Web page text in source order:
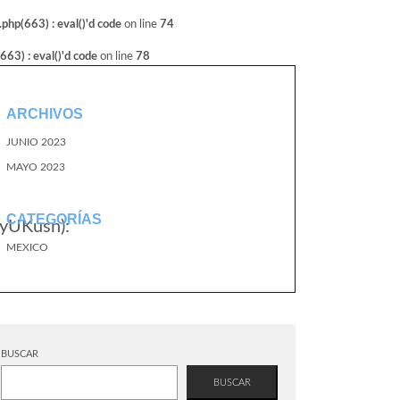
: eval()'d code on line 74
: eval()'d code on line 78
ARCHIVOS
JUNIO 2023
MAYO 2023
CATEGORÍAS
MEXICO
BUSCAR
BUSCAR